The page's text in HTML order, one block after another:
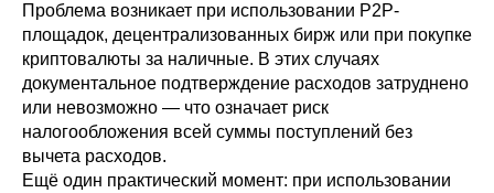
Проблема возникает при использовании P2P-
площадок, децентрализованных бирж или при покупке
криптовалюты за наличные. В этих случаях
документальное подтверждение расходов затруднено
или невозможно — что означает риск
налогообложения всей суммы поступлений без
вычета расходов.
Ещё один практический момент: при использовании